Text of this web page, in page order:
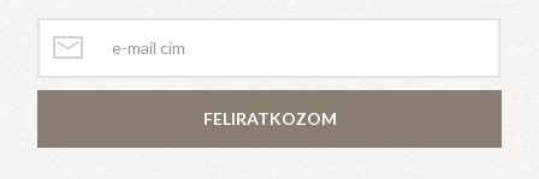
FELIRATKOZOM